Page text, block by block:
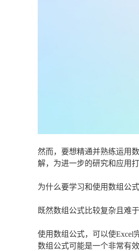
然而，要想精通并熟练运用
解，为进一步的研究和应用打
为什么要学习和使用数组公式
既然数组公式比较复杂且难
使用数组公式，可以使Excel
数组公式可能是一个非常有